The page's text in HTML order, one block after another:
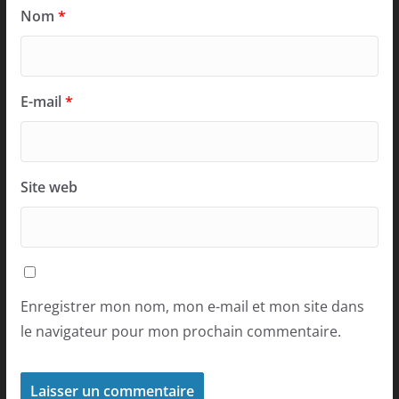
Nom *
E-mail*
Site web
Enregistrer mon nom, mon e-mail et mon site dans
le navigateur pour mon prochain commentaire.